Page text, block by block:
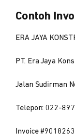
Contoh
ERA JAYA
PT. Era Jaya
Jalan Sudirman
Telepon: 022-
Invoice